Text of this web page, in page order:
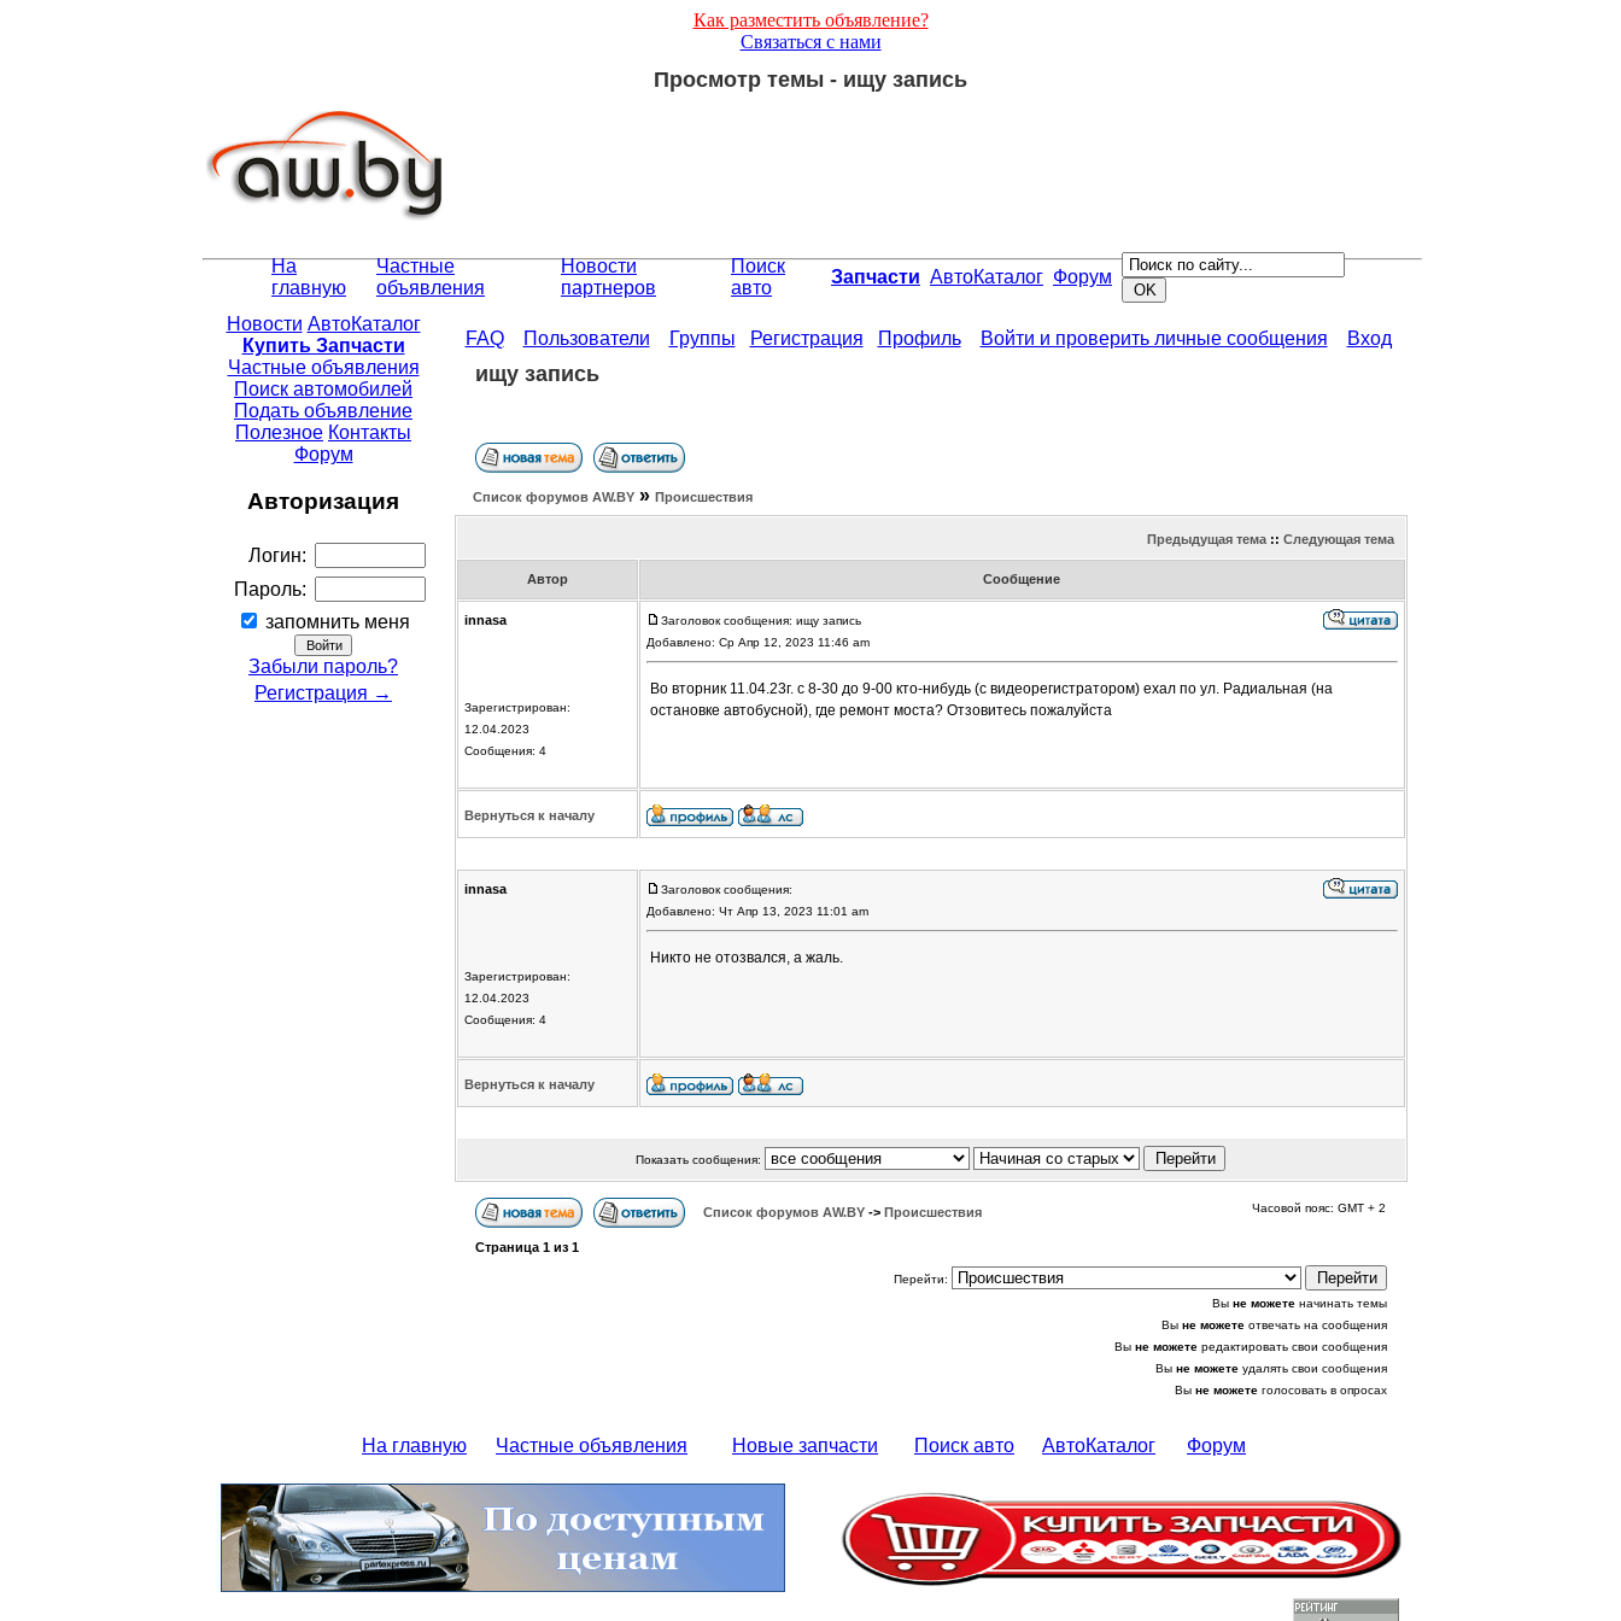
Как разместить объявление?
Связаться с нами
Просмотр темы - ищу запись
На
главную
Частные
объявления
Новости
партнеров
Поиск
авто
Запчасти АвтоКаталог Форум
Новости АвтоКаталог
Купить Запчасти
Частные объявления
Поиск автомобилей
Подать объявление
Полезное Контакты
Форум
Авторизация
Логин:
Пароль:
запомнить меня
Забыли пароль?
Регистрация →
FAQ Пользователи Группы Регистрация Профиль Войти и проверить личные сообщения Вход
ищу запись
Список форумов АW.BY» Происшествия
Предыдущая тема:: Следующая тема
Автор Сообщение
innasa
Зарегистрирован:
12.04.2023
Сообщения: 4
Заголовок сообщения: ищу запись
Добавлено: Ср Апр 12, 2023 11:46 am
Во вторник 11.04.23г. с 8-30 до 9-00 кто-нибудь (с видеорегистратором) ехал по ул. Радиальная (на
остановке автобусной), где ремонт моста? Отзовитесь пожалуйста
Вернуться к началу
innasa
Зарегистрирован:
12.04.2023
Сообщения: 4
Заголовок сообщения:
Добавлено: Чт Апр 13, 2023 11:01 am
Никто не отозвался, а жаль.
Вернуться к началу
Показать сообщения:
Список форумов АW.BY -> Происшествия Часовой пояс: GMT + 2
Страница 1 из 1
Перейти:
Вы не можете начинать темы
Вы не можете отвечать на сообщения
Вы не можете редактировать свои сообщения
Вы не можете удалять свои сообщения
Вы не можете голосовать в опросах
На главную Частные объявления Новые запчасти Поиск авто АвтоКаталог Форум